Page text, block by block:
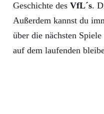
Geschichte des VfL´s.
Außerdem kannst du
über die nächsten
auf dem laufenden